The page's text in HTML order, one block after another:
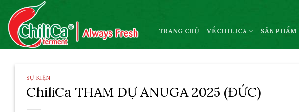
content
TRANG CHỦ VỀ CHILICA SẢN PHẨM
SỰ KIỆN
ChiliCa THAM DỰ ANUGA 2025 (ĐỨC)